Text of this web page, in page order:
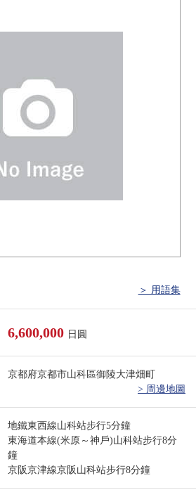
＞ 用語集
6,600,000 日圓
京都府京都市山科區御陵大津畑町
> 周邊地圖
地鐵東西線山科站步行5分鐘
東海道本線(米原～神戶)山科站步行8分
鐘
京阪京津線京阪山科站步行8分鐘